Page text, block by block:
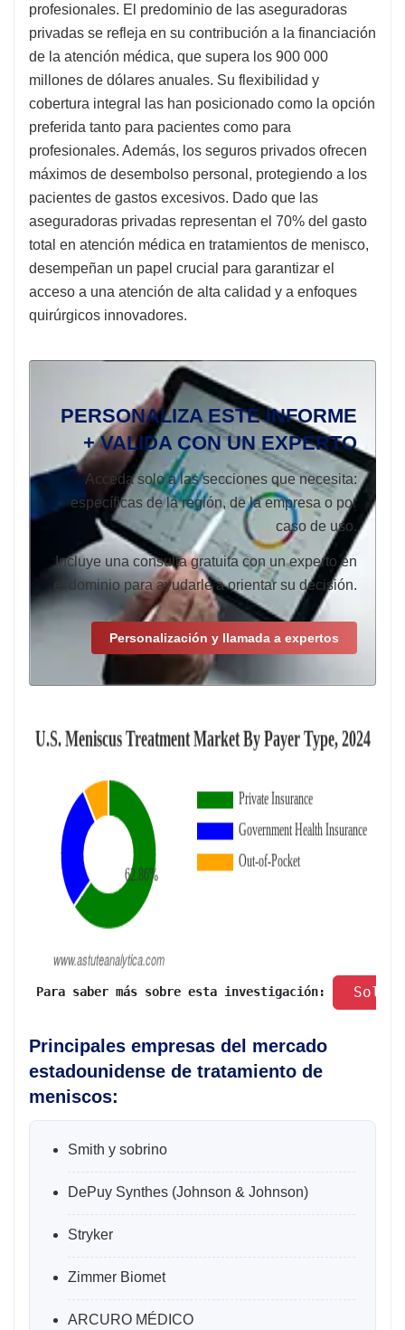
profesionales. El predominio de las aseguradoras
privadas se refleja en su contribución a la financiación
de la atención médica, que supera los 900 000
millones de dólares anuales. Su flexibilidad y
cobertura integral las han posicionado como la opción
preferida tanto para pacientes como para
profesionales. Además, los seguros privados ofrecen
máximos de desembolso personal, protegiendo a los
pacientes de gastos excesivos. Dado que las
aseguradoras privadas representan el 70% del gasto
total en atención médica en tratamientos de menisco,
desempeñan un papel crucial para garantizar el
acceso a una atención de alta calidad y a enfoques
quirúrgicos innovadores.
PERSONALIZA ESTE INFORME
+ VALIDA CON UN EXPERTO
Acceda solo a las secciones que necesita:
específicas de la región, de la empresa o por
caso de uso.
Incluye una consulta gratuita con un experto en
el dominio para ayudarle a orientar su decisión.
Personalización y llamada a expertos
Para saber más sobre esta investigación:
Principales empresas del mercado
estadounidense de tratamiento de
meniscos:
Smith y sobrino
DePuy Synthes (Johnson & Johnson)
Stryker
Zimmer Biomet
ARCURO MÉDICO